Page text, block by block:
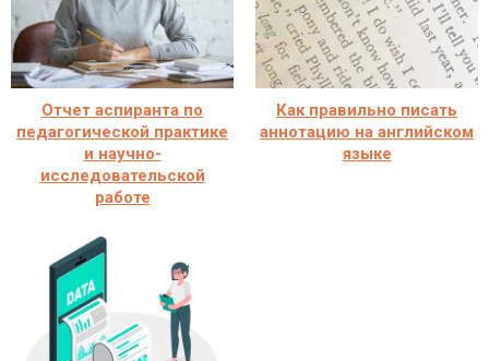
Отчет аспиранта по
педагогической практике
и научно-
исследовательской
работе
Как правильно писать
аннотацию на английском
языке